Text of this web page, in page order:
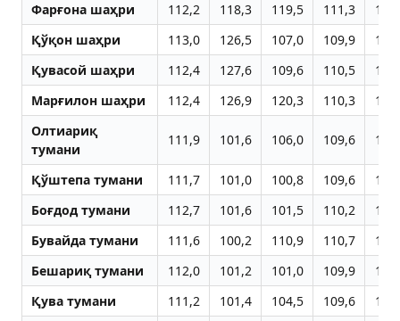
Фарғона шаҳри
112,2 118,3 119,5 111,3
Қўқон шаҳри
113,0 126,5 107,0 109,9
Қувасой шаҳри
112,4 127,6 109,6 110,5
Марғилон шаҳри
112,4 126,9 120,3 110,3
Олтиариқ
тумани
111,9 101,6 106,0 109,6
Қўштепа тумани 111,7 101,0 100,8 109,6
Боғдод тумани
112,7 101,6 101,5 110,2
Бувайда тумани
111,6 100,2 110,9 110,7
Бешариқ тумани
112,0 101,2 101,0 109,9
Қува тумани
111,2 101,4 104,5 109,6